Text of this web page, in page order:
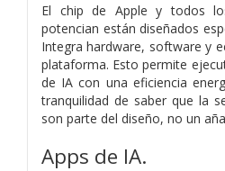
El chip de Apple y todos
potencian están diseñados
Integra hardware, software y
plataforma. Esto permite
de IA con una eficiencia
tranquilidad de saber que la
son parte del diseño, no un
Apps de IA.